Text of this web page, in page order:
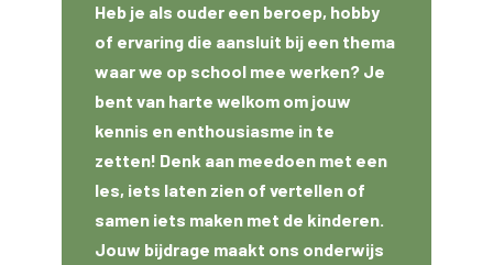
Heb je als ouder een beroep, hobby
of ervaring die aansluit bij een thema
waar we op school mee werken? Je
bent van harte welkom om jouw
kennis en enthousiasme in te
zetten! Denk aan meedoen met een
les, iets laten zien of vertellen of
samen iets maken met de kinderen.
Jouw bijdrage maakt ons onderwijs